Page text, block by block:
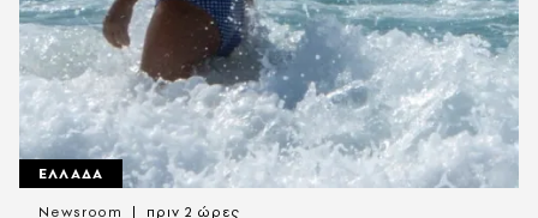
ΕΛΛΑΔΑ
Newsroom πριν 2 ώρες